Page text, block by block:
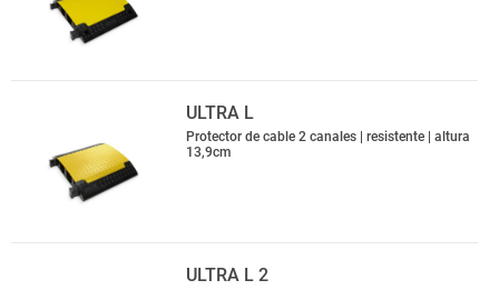
ULTRA L
Protector de cable 2 canales | resistente | altura
13,9cm
ULTRA L 2